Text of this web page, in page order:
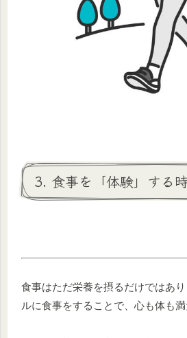
3. 食事を「体験」する
食事はただ栄養を摂るだけではあ
ルに食事をすることで、心も体も満